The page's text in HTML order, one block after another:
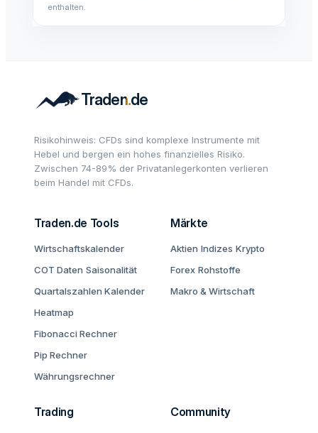
enthalten.
Risikohinweis: CFDs sind komplexe Instrumente mit
Hebel und bergen ein hohes finanzielles Risiko.
Zwischen 74-89% der Privatanlegerkonten verlieren
beim Handel mit CFDs.
Traden.de Tools
Wirtschaftskalender
COT Daten Saisonalität
Quartalszahlen Kalender
Heatmap
Fibonacci Rechner
Pip Rechner
Währungsrechner
Märkte
Aktien Indizes Krypto
Forex Rohstoffe
Makro & Wirtschaft
Trading Community